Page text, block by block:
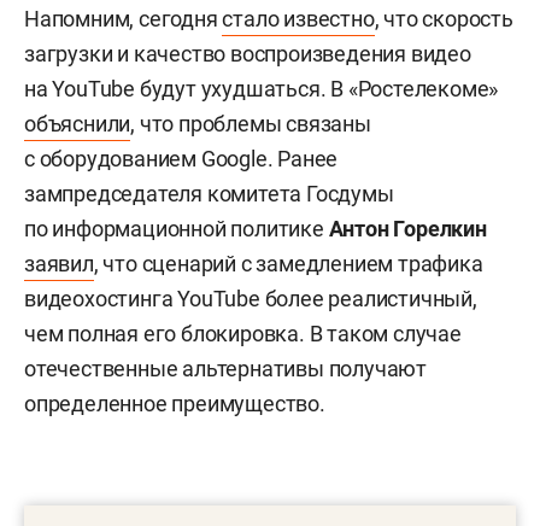
Напомним, сегоднястало известно, что скорость
загрузки и качество воспроизведения видео
на YouTube будут ухудшаться. В «Ростелекоме»
объяснили, что проблемы связаны
с оборудованием Google. Ранее
зампредседателя комитета Госдумы
по информационной политике Антон Горелкин
заявил, что сценарий с замедлением трафика
видеохостинга YouTube более реалистичный,
чем полная его блокировка. В таком случае
отечественные альтернативы получают
определенное преимущество.